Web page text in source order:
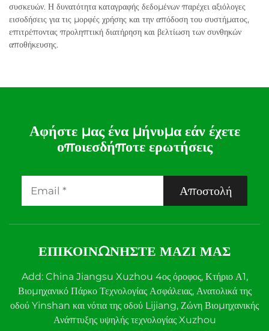
συσκευών. Η δυνατότητα καταγραφής δεδομένων παρέχει αξιόλογες
εισοδήσεις για τις μορφές χρήσης και την απόδοση του συστήματος,
επιτρέποντας προληπτική διατήρηση και βελτίωση των συνθηκών
αποθήκευσης.
Αφήστε μας ένα μήνυμα εάν έχετε
οποιεσδήποτε ερωτήσεις
Αποστολή
ΕΠΙΚΟΙΝΩΝΉΣΤΕ ΜΑΖΊ ΜΑΣ
Add: China Jiangsu Xuzhou 4ος όροφος, Κτήριο Α1,
Βιομηχανικό Πάρκο Τεχνολογίας Ασφάλειας, Ανατολικά της
οδού Yinshan και νότια της οδού Lijiang, Ζώνη Βιομηχανικής
Ανάπτυξης υψηλής τεχνολογίας Xuzhou